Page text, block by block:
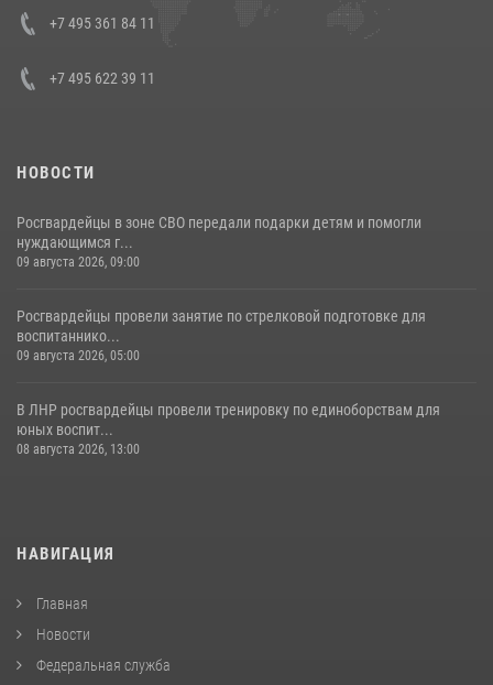
Кавказском федеральном округе Виталием Кузнецовым
+7 495 361 84 11
+7 495 622 39 11
НОВОСТИ
Росгвардейцы в зоне СВО передали подарки детям и помогли
нуждающимся г...
09 августа 2026, 09:00
Росгвардейцы провели занятие по стрелковой подготовке для
воспитаннико...
09 августа 2026, 05:00
В ЛНР росгвардейцы провели тренировку по единоборствам для
юных воспит...
08 августа 2026, 13:00
НАВИГАЦИЯ
Главная
Новости
Федеральная служба